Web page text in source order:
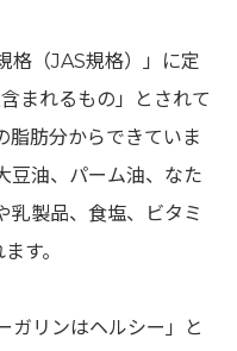
格（JAS規格）」に定
まれるもの」とされて
脂肪分からできていま
豆油、パーム油、なた
乳製品、食塩、ビタミ
す。
ガリンはヘルシー」と